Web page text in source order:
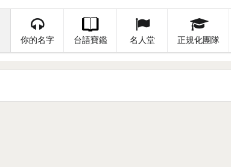
你的名字 台語寶鑑 名人堂 正規化團隊